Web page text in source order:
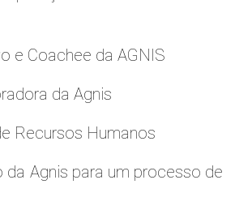
e Coachee da AGNIS
da Agnis
Recursos Humanos
da Agnis para um processo de